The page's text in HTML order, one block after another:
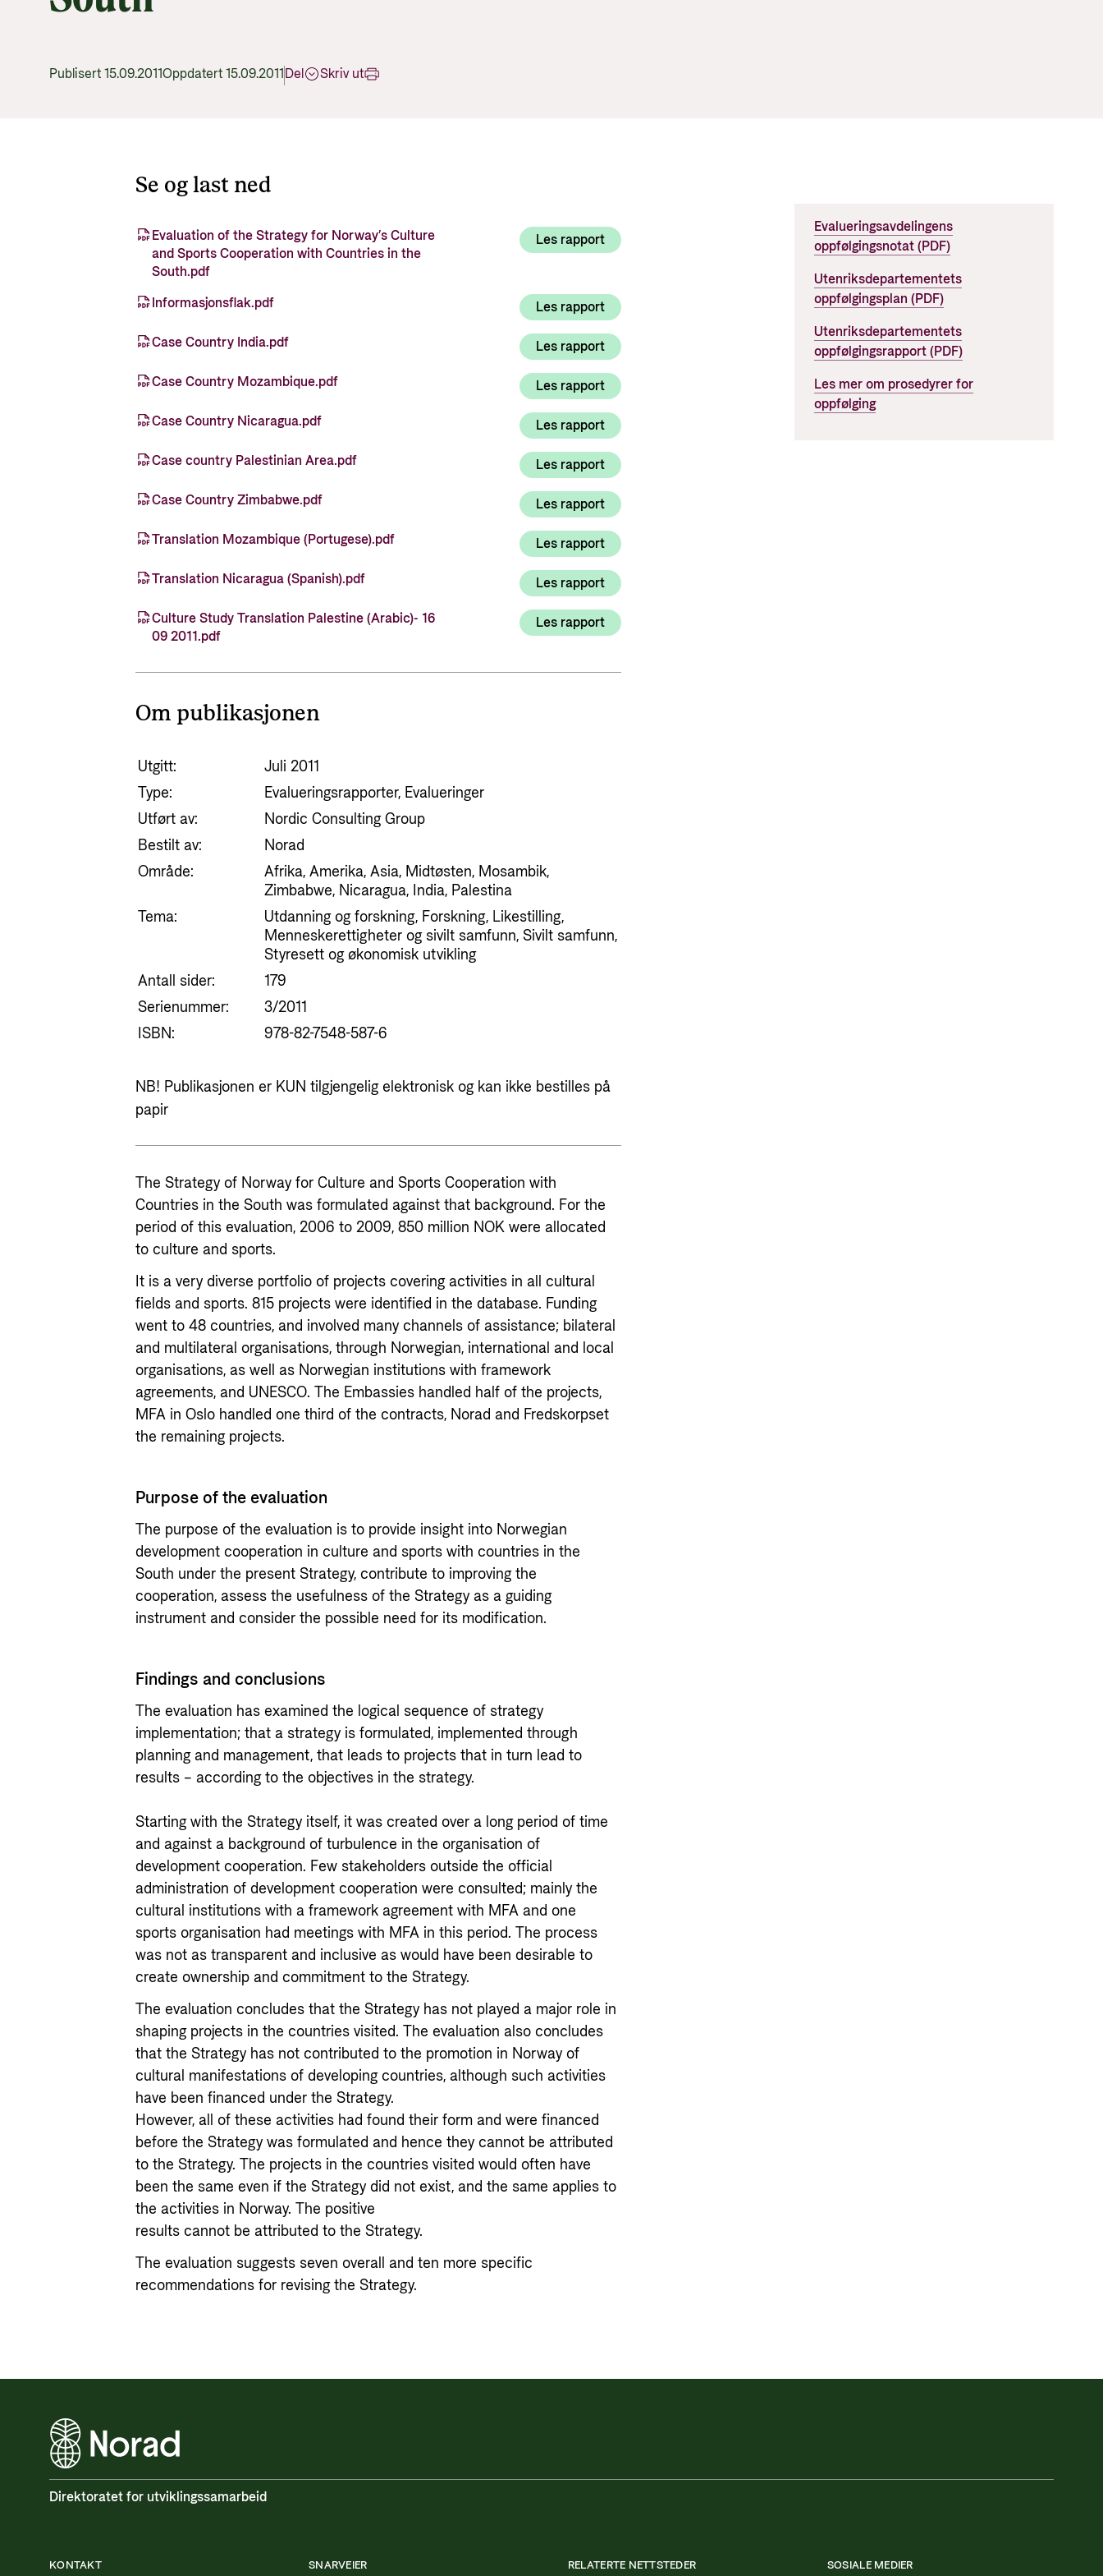
Publisert 15.09.2011Oppdatert 15.09.2011Del Skriv ut
Se og last ned
Evaluation of the Strategy for Norway’s Culture
and Sports Cooperation with Countries in the
South.pdf
Les rapport
Informasjonsflak.pdf
Les rapport
Case Country India.pdf
Les rapport
Case Country Mozambique.pdf
Les rapport
Case Country Nicaragua.pdf
Les rapport
Case country Palestinian Area.pdf
Les rapport
Case Country Zimbabwe.pdf
Les rapport
Translation Mozambique (Portugese).pdf
Les rapport
Translation Nicaragua (Spanish).pdf
Les rapport
Culture Study Translation Palestine (Arabic)- 16
09 2011.pdf
Les rapport
Om publikasjonen
Utgitt:
Juli 2011
Type:
Evalueringsrapporter, Evalueringer
Utført av:
Nordic Consulting Group
Bestilt av:
Norad
Område:
Afrika, Amerika, Asia, Midtøsten, Mosambik,
Zimbabwe, Nicaragua, India, Palestina
Tema:
Utdanning og forskning, Forskning, Likestilling,
Menneskerettigheter og sivilt samfunn, Sivilt samfunn,
Styresett og økonomisk utvikling
Antall sider:
179
Serienummer:
3/2011
ISBN:
978-82-7548-587-6
NB! Publikasjonen er KUN tilgjengelig elektronisk og kan ikke bestilles på
papir
The Strategy of Norway for Culture and Sports Cooperation with
Countries in the South was formulated against that background. For the
period of this evaluation, 2006 to 2009, 850 million NOK were allocated
to culture and sports.
It is a very diverse portfolio of projects covering activities in all cultural
fields and sports. 815 projects were identified in the database. Funding
went to 48 countries, and involved many channels of assistance; bilateral
and multilateral organisations, through Norwegian, international and local
organisations, as well as Norwegian institutions with framework
agreements, and UNESCO. The Embassies handled half of the projects,
MFA in Oslo handled one third of the contracts, Norad and Fredskorpset
the remaining projects.
Purpose of the evaluation
The purpose of the evaluation is to provide insight into Norwegian
development cooperation in culture and sports with countries in the
South under the present Strategy, contribute to improving the
cooperation, assess the usefulness of the Strategy as a guiding
instrument and consider the possible need for its modification.
Findings and conclusions
The evaluation has examined the logical sequence of strategy
implementation; that a strategy is formulated, implemented through
planning and management, that leads to projects that in turn lead to
results – according to the objectives in the strategy.
Starting with the Strategy itself, it was created over a long period of time
and against a background of turbulence in the organisation of
development cooperation. Few stakeholders outside the official
administration of development cooperation were consulted; mainly the
cultural institutions with a framework agreement with MFA and one
sports organisation had meetings with MFA in this period. The process
was not as transparent and inclusive as would have been desirable to
create ownership and commitment to the Strategy.
The evaluation concludes that the Strategy has not played a major role in
shaping projects in the countries visited. The evaluation also concludes
that the Strategy has not contributed to the promotion in Norway of
cultural manifestations of developing countries, although such activities
have been financed under the Strategy.
However, all of these activities had found their form and were financed
before the Strategy was formulated and hence they cannot be attributed
to the Strategy. The projects in the countries visited would often have
been the same even if the Strategy did not exist, and the same applies to
the activities in Norway. The positive
results cannot be attributed to the Strategy.
The evaluation suggests seven overall and ten more specific
recommendations for revising the Strategy.
Evalueringsavdelingens
oppfølgingsnotat (PDF)
Utenriksdepartementets
oppfølgingsplan (PDF)
Utenriksdepartementets
oppfølgingsrapport (PDF)
Les mer om prosedyrer for
oppfølging
Direktoratet for utviklingssamarbeid
KONTAKT SNARVEIER RELATERTE NETTSTEDER SOSIALE MEDIER